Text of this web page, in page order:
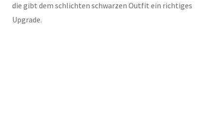
die gibt dem schlichten schwarzen Outfit ein richtiges
Upgrade.